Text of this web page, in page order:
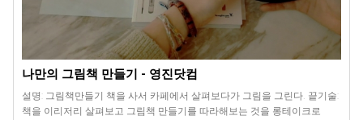
나만의 그림책 만들기 - 영진닷컴
설명: 그림책만들기 책을 사서 카페에서 살펴보다가 그림을 그린다. 끝기술:
책을 이리저리 살펴보고 그림책 만들기를 따라해보는 것을 롱테이크로